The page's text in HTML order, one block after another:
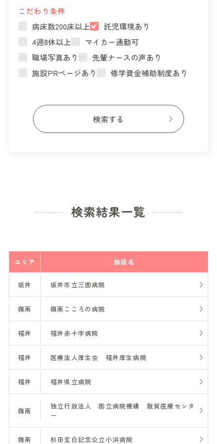
こだわり条件
病床数200床以上
託児環境あり
4週8休以上
マイカー通勤可
職場写真あり
先輩ナースの声あり
施設PRページあり
修学資金補助制度あり
検索結果一覧
エリア 施設名
坂井 坂井市立三国病院
嶺南 嶺南こころの病院
福井 福井赤十字病院
福井 医療法人厚生会 福井厚生病院
福井 福井県立病院
嶺南
独立行政法人 国立病院機構 敦賀医療センタ
ー
嶺南 杉田玄白記念公立小浜病院